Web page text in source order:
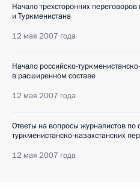
Начало трехсторонних
и Туркменистана
12 мая 2007 года
Начало российско-
в расширенном составе
12 мая 2007 года
Ответы на вопросы журналистов по
туркменистанско-казахстанских
12 мая 2007 года